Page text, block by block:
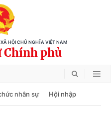
HỘI CHỦ NGHĨA VIỆT NAM
Chính phủ
nhân sự Hội nhập